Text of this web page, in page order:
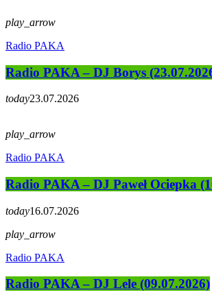
play_arrow
Radio PAKA
Radio PAKA – DJ Borys
today23.07.2026
play_arrow
Radio PAKA
Radio PAKA – DJ Paweł Ociepka
today16.07.2026
play_arrow
Radio PAKA
Radio PAKA – DJ Lele (09.07.2026)